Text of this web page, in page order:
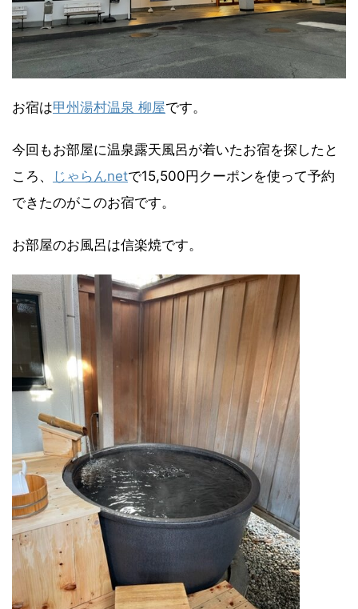
お宿は甲州湯村温泉 柳屋です。
今回もお部屋に温泉露天風呂が着いたお宿を探したと
ころ、
じゃらんnetで15,500円クーポンを使って予約
できたのがこのお宿です。
お部屋のお風呂は信楽焼です。